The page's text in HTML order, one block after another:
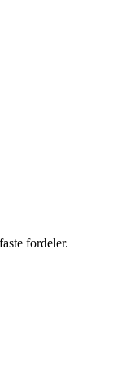
fordeler.